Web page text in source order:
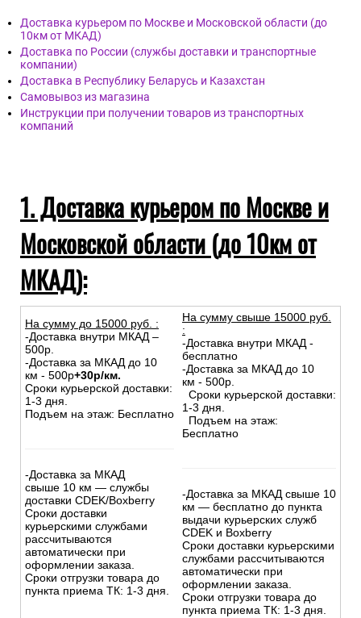
Доставка курьером по Москве и Московской области (до
10км от МКАД)
Доставка по России (службы доставки и транспортные
компании)
Доставка в Республику Беларусь и Казахстан
Самовывоз из магазина
Инструкции при получении товаров из транспортных
компаний
1. Доставка курьером по Москве и
Московской области (до 10км от
МКАД):
На сумму до 15000 руб. :
-Доставка внутри МКАД –
500р.
-Доставка за МКАД до 10
км - 500р+30р/км.
Сроки курьерской доставки:
1-3 дня.
Подъем на этаж: Бесплатно
-Доставка за МКАД
свыше 10 км — службы
доставки CDEK/Boxberry
Сроки доставки
курьерскими службами
рассчитываются
автоматически при
оформлении заказа.
Сроки отгрузки товара до
пункта приема ТК: 1-3 дня.
На сумму свыше 15000 руб.
:
-Доставка внутри МКАД -
бесплатно
-Доставка за МКАД до 10
км - 500р.
Сроки курьерской доставки:
1-3 дня.
Подъем на этаж:
Бесплатно
-Доставка за МКАД свыше 10
км — бесплатно до пункта
выдачи курьерских служб
CDEK и Boxberry
Сроки доставки курьерскими
службами рассчитываются
автоматически при
оформлении заказа.
Сроки отгрузки товара до
пункта приема ТК: 1-3 дня.